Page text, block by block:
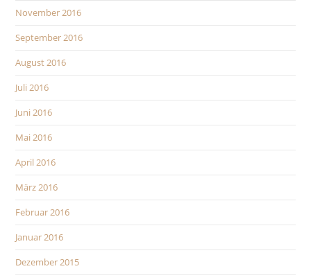
November 2016
September 2016
August 2016
Juli 2016
Juni 2016
Mai 2016
April 2016
März 2016
Februar 2016
Januar 2016
Dezember 2015